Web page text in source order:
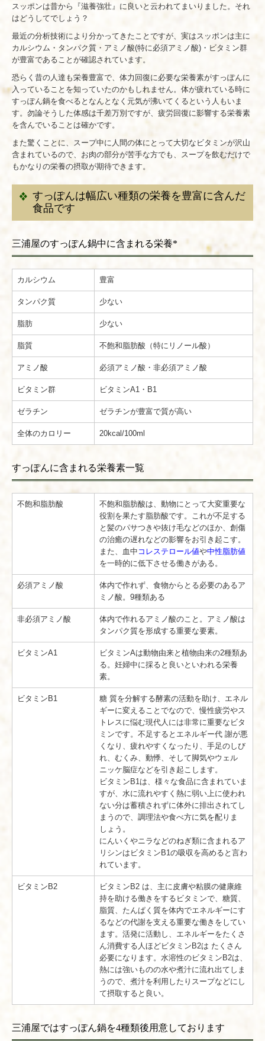
スッポンは昔から『滋養強壮』に良いと云われてまいりました。それ
はどうしてでしょう？
最近の分析技術により分かってきたことですが、実はスッポンは主に
カルシウム・タンパク質・アミノ酸(特に必須アミノ酸)・ビタミン群
が豊富であることが確認されています。
恐らく昔の人達も栄養豊富で、体力回復に必要な栄養素がすっぽんに
入っていることを知っていたのかもしれません。体が疲れている時に
すっぽん鍋を食べるとなんとなく元気が沸いてくるという人もいま
す。勿論そうした体感は千差万別ですが、疲労回復に影響する栄養素
を含んでいることは確かです。
また驚くことに、スープ中に人間の体にとって大切なビタミンが沢山
含まれているので、お肉の部分が苦手な方でも、スープを飲むだけで
もかなりの栄養の摂取が期待できます。
すっぽんは幅広い種類の栄養を豊富に含んだ
食品です
三浦屋のすっぽん鍋中に含まれる栄養*
カルシウム 豊富
タンパク質 少ない
脂肪 少ない
脂質 不飽和脂肪酸（特にリノール酸）
アミノ酸 必須アミノ酸・非必須アミノ酸
ビタミン群 ビタミンA1・B1
ゼラチン ゼラチンが豊富で質が高い
全体のカロリー 20kcal/100ml
すっぽんに含まれる栄養素一覧
不飽和脂肪酸
不飽和脂肪酸は、動物にとって大変重要な
役割を果たす脂肪酸です。これが不足する
と髪のパサつきや抜け毛などのほか、創傷
の治癒の遅れなどの影響をお引き起こす。
また、血中 コレステロール値や中性脂肪値
を一時的に低下させる働きがある。
必須アミノ酸
体内で作れず、食物からとる必要のあるア
ミノ酸。9種類ある
非必須アミノ酸
体内で作れるアミノ酸のこと。アミノ酸は
タンパク質を形成する重要な要素。
ビタミンA1
ビタミンAは動物由来と植物由来の2種類あ
る。妊婦中に採ると良いといわれる栄養
素。
ビタミンB1
糖 質を分解する酵素の活動を助け、エネル
ギーに変えることでなので、慢性疲労やス
トレスに悩む現代人には非常に重要なビタ
ミンです。不足するとエネルギー代 謝が悪
くなり、疲れやすくなったり、手足のしび
れ、むくみ、動悸、そして脚気やウェル
ニッケ脳症などを引き起こします。
ビタミンB1は、様々な食品に含まれていま
すが、水に流れやすく熱に弱い上に使われ
ない分は蓄積されずに体外に排出されてし
まうので、調理法や食べ方に気を配りま
しょう。
にんいくやニラなどのねぎ類に含まれるア
リシンはビタミンB1の吸収を高めると言わ
れています。
ビタミンB2
ビタミンB2 は、主に皮膚や粘膜の健康維
持を助ける働きをするビタミンで、糖質、
脂質、たんぱく質を体内でエネルギーにす
るなどの代謝を支える重要な働きをしてい
ます。活発に活動し、エネルギーをたくさ
ん消費する人ほどビタミンB2は たくさん
必要になります。水溶性のビタミンB2は、
熱には強いものの水や煮汁に流れ出てしま
うので、煮汁を利用したりスープなどにし
て摂取すると良い。
三浦屋ではすっぽん鍋を4種類後用意しております